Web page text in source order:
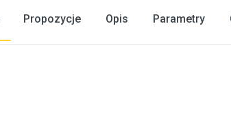
Propozycje Opis Parametry